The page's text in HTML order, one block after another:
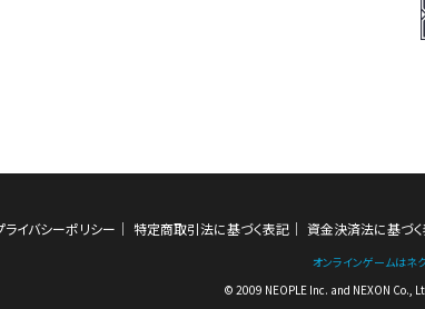
ライバシーポリシー 特定商取引法に基づく表記 資金決済法に基づ
オンラインゲームはネ
© 2009 NEOPLE Inc. and NEXON Co.,